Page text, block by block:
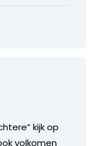
kijk op
volkomen